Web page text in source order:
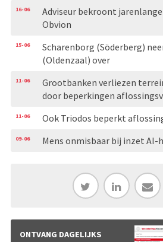
16-06
Adviseur bekroont
Obvion
15-06
Scharenborg (Söderberg)
(Oldenzaal) over
11-06
Grootbanken verliezen
door beperkingen
11-06 Ook Triodos beperkt
09-06 Mens onmisbaar bij inzet AI-
ONTVANG DAGELIJKS